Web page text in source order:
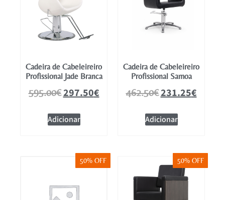
Cadeira de Cabeleireiro
Profissional Jade Branca
595.00€297.50€
Adicionar
Cadeira de Cabeleireiro
Profissional Samoa
462.50€231.25€
Adicionar
50% OFF 50% OFF